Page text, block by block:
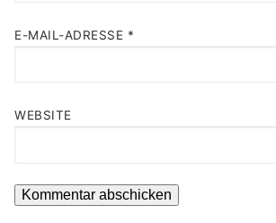
E-MAIL-ADRESSE *
WEBSITE